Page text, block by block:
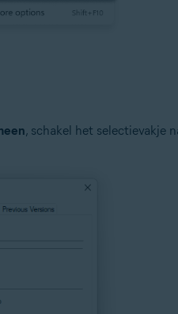
, schakel het selectievakje